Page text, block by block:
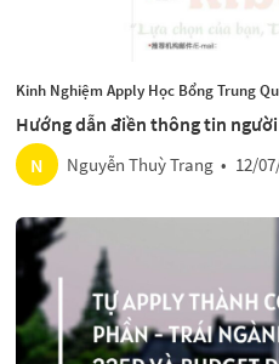
Kinh Nghiệm Apply Học Bổng Trung
Hướng dẫn điền thông tin
N
Nguyễn Thuỳ Trang • 12/